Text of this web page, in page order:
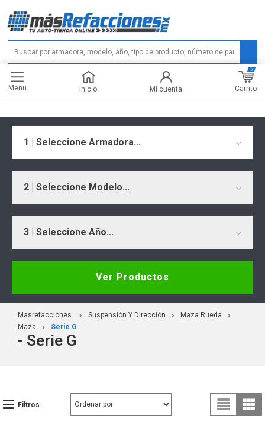
Menu Inicio Mi cuenta Carrito
0
1 | Seleccione Armadora...
2 | Seleccione Modelo...
3 | Seleccione Año...
Ver Productos
Masrefacciones Suspensión Y Dirección
Maza Rueda
Maza
Serie G
- Serie G
Filtros